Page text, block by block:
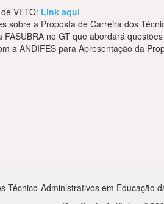
VETO: Link aqui
sobre a Proposta de Carreira dos
FASUBRA no GT que abordará
a ANDIFES para Apresentação da
Técnico-Administrativos em